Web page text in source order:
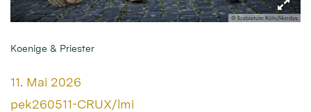
© Erzbistum Köln/Hordys
Koenige & Priester
Datum:
11. Mai 2026
Von:
pek260511-CRUX/lmi